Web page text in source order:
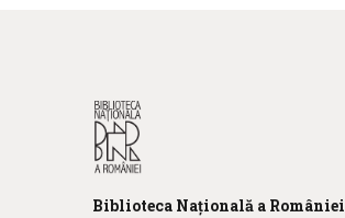
Biblioteca Națională a României